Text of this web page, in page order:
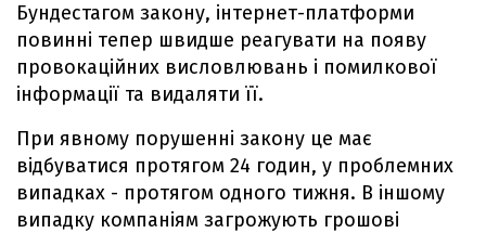
Бундестагом закону, інтернет-платформи
повинні тепер швидше реагувати на появу
провокаційних висловлювань і помилкової
інформації та видаляти її.
При явному порушенні закону це має
відбуватися протягом 24 годин, у проблемних
випадках - протягом одного тижня. В іншому
випадку компаніям загрожують грошові